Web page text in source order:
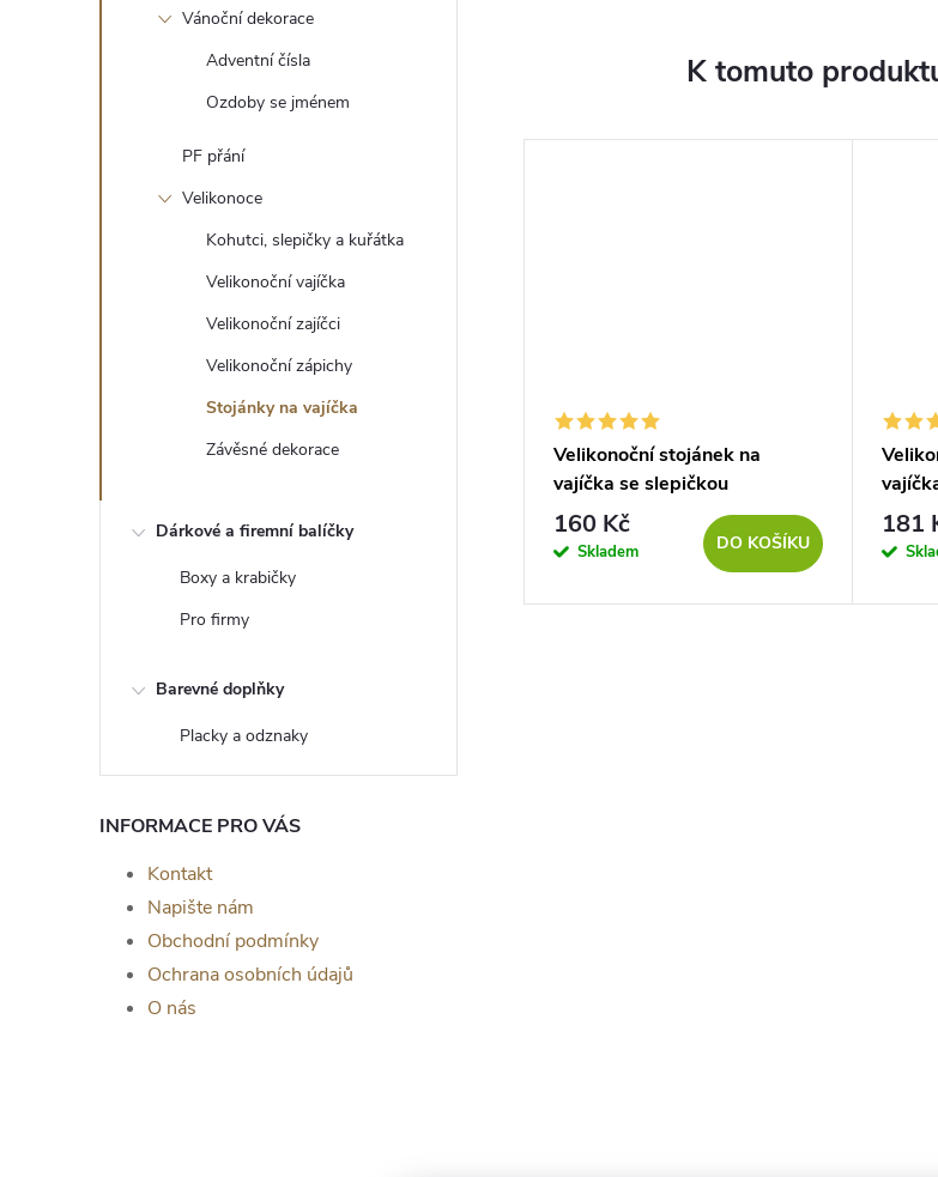
Vánoční dekorace
Adventní čísla
Ozdoby se jménem
PF přání
Velikonoce
Kohutci, slepičky a kuřátka
Velikonoční vajíčka
Velikonoční zajíčci
Velikonoční zápichy
Stojánky na vajíčka
Závěsné dekorace
Dárkové a firemní balíčky
Boxy a krabičky
Pro firmy
Barevné doplňky
Placky a odznaky
INFORMACE PRO VÁS
Kontakt
Napište nám
Obchodní podmínky
Ochrana osobních údajů
O nás
K tomuto
Velikonoční stojánek na
vajíčka se slepičkou
160 Kč
Skladem DO KOŠÍKU
181